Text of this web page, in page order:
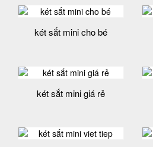
két sắt mini cho bé
két sắt mini giá rẻ